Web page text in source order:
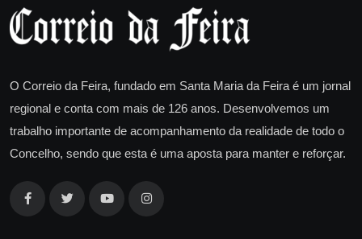
O Correio da Feira, fundado em Santa Maria da Feira é um jornal
regional e conta com mais de 126 anos. Desenvolvemos um
trabalho importante de acompanhamento da realidade de todo o
Concelho, sendo que esta é uma aposta para manter e reforçar.